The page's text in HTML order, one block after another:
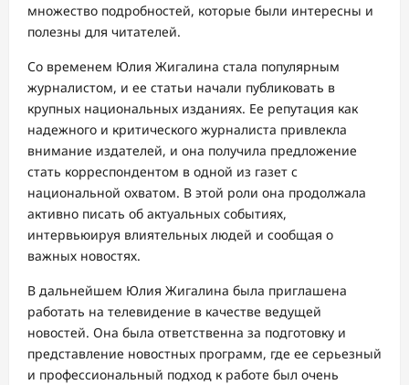
множество подробностей, которые были интересны и
полезны для читателей.
Со временем Юлия Жигалина стала популярным
журналистом, и ее статьи начали публиковать в
крупных национальных изданиях. Ее репутация как
надежного и критического журналиста привлекла
внимание издателей, и она получила предложение
стать корреспондентом в одной из газет с
национальной охватом. В этой роли она продолжала
активно писать об актуальных событиях,
интервьюируя влиятельных людей и сообщая о
важных новостях.
В дальнейшем Юлия Жигалина была приглашена
работать на телевидение в качестве ведущей
новостей. Она была ответственна за подготовку и
представление новостных программ, где ее серьезный
и профессиональный подход к работе был очень